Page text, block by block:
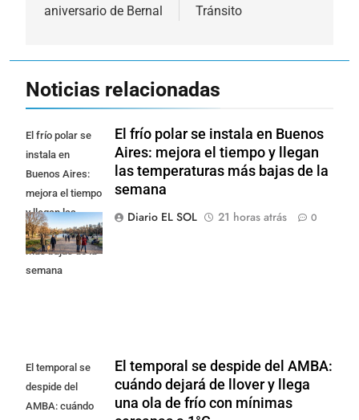
aniversario de Bernal
Tránsito
Noticias relacionadas
El frío polar se
instala en
Buenos Aires:
mejora el tiempo
y llegan las
temperaturas
más bajas de la
semana
El frío polar se instala en Buenos
Aires: mejora el tiempo y llegan
las temperaturas más bajas de la
semana
Diario EL SOL
21 horas atrás 0
El temporal se
despide del
AMBA: cuándo
El temporal se despide del AMBA:
cuándo dejará de llover y llega
una ola de frío con mínimas